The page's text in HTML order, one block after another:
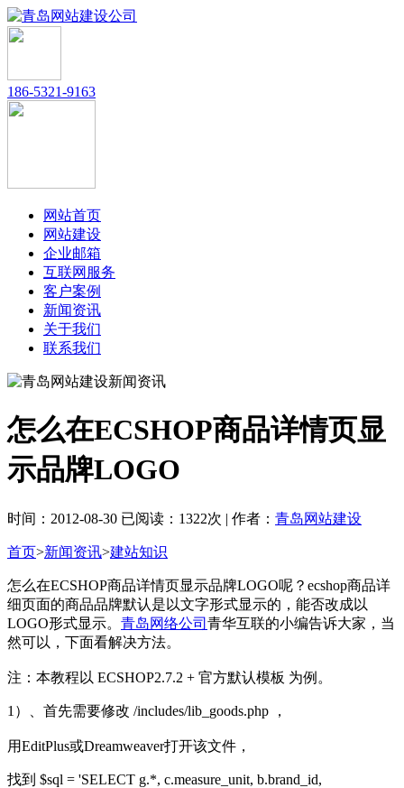
186-5321-9163
网站首页
网站建设
企业邮箱
互联网服务
客户案例
新闻资讯
关于我们
联系我们
怎么在ECSHOP商品详情页显
示品牌LOGO
时间：2012-08-30 已阅读：1322次 | 作者： 青岛网站建设
首页>新闻资讯>建站知识
怎么在ECSHOP商品详情页显示品牌LOGO呢？ecshop商品详
细页面的商品品牌默认是以文字形式显示的，能否改成以
LOGO形式显示。 青岛网络公司 青华互联的小编告诉大家，当
然可以，下面看解决方法。
注：本教程以 ECSHOP2.7.2 + 官方默认模板 为例。
1）、首先需要修改 /includes/lib_goods.php ，
用EditPlus或Dreamweaver打开该文件，
找到 $sql = 'SELECT g.*, c.measure_unit, b.brand_id,